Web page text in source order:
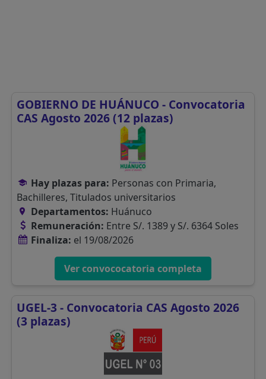
GOBIERNO DE HUÁNUCO - Convocatoria
CAS Agosto 2026 (12 plazas)
Hay plazas para: Personas con Primaria,
Bachilleres, Titulados universitarios
Departamentos: Huánuco
Remuneración: Entre S/. 1389 y S/. 6364 Soles
Finaliza: el 19/08/2026
Ver convococatoria completa
UGEL-3 - Convocatoria CAS Agosto 2026
(3 plazas)